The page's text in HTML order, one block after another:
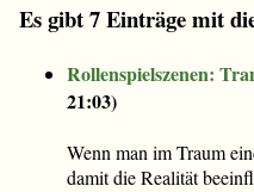
Es gibt 7 Einträge mit
Rollenspielszenen:
21:03)
Wenn man im Traum
damit die Realität